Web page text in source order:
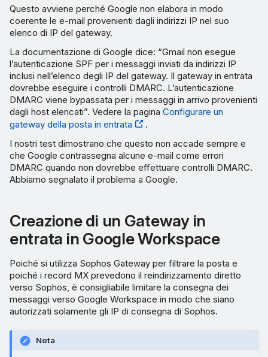
Questo avviene perché Google non elabora in modo
coerente le e-mail provenienti dagli indirizzi IP nel suo
elenco di IP del gateway.
La documentazione di Google dice: “Gmail non esegue
l’autenticazione SPF per i messaggi inviati da indirizzi IP
inclusi nell’elenco degli IP del gateway. Il gateway in entrata
dovrebbe eseguire i controlli DMARC. L’autenticazione
DMARC viene bypassata per i messaggi in arrivo provenienti
dagli host elencati”. Vedere la pagina Configurare un
gateway della posta in entrata
.
I nostri test dimostrano che questo non accade sempre e
che Google contrassegna alcune e-mail come errori
DMARC quando non dovrebbe effettuare controlli DMARC.
Abbiamo segnalato il problema a Google.
Creazione di un Gateway in
entrata in Google Workspace
Poiché si utilizza Sophos Gateway per filtrare la posta e
poiché i record MX prevedono il reindirizzamento diretto
verso Sophos, è consigliabile limitare la consegna dei
messaggi verso Google Workspace in modo che siano
autorizzati solamente gli IP di consegna di Sophos.
Nota